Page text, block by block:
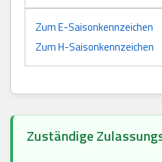
Zum E-Saisonkennzeichen
Zum H-Saisonkennzeichen
Zuständige